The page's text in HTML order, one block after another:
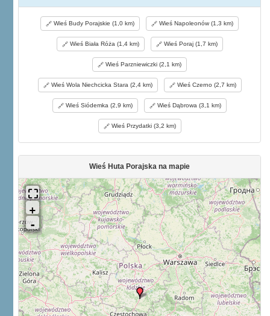
Wieś Budy Porajskie (1,0 km) Wieś Napoleonów (1,3 km)
Wieś Biała Róża (1,4 km) Wieś Poraj (1,7 km)
Wieś Parzniewiczki (2,1 km)
Wieś Wola Niechcicka Stara (2,4 km) Wieś Czerno (2,7 km)
Wieś Siódemka (2,9 km) Wieś Dąbrowa (3,1 km)
Wieś Przydatki (3,2 km)
Wieś Huta Porajska na mapie